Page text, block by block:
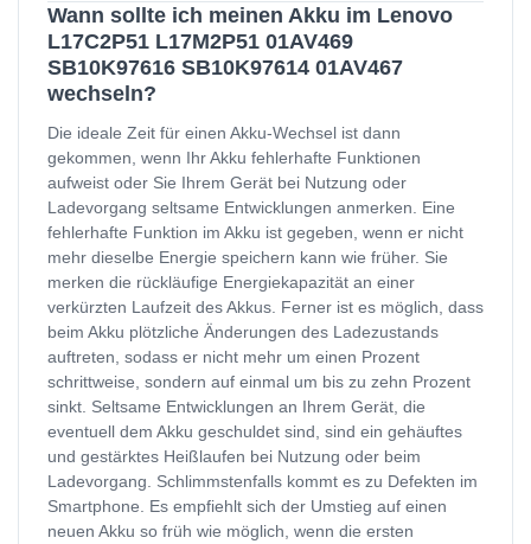
Wann sollte ich meinen Akku im Lenovo
L17C2P51 L17M2P51 01AV469
SB10K97616 SB10K97614 01AV467
wechseln?
Die ideale Zeit für einen Akku-Wechsel ist dann
gekommen, wenn Ihr Akku fehlerhafte Funktionen
aufweist oder Sie Ihrem Gerät bei Nutzung oder
Ladevorgang seltsame Entwicklungen anmerken. Eine
fehlerhafte Funktion im Akku ist gegeben, wenn er nicht
mehr dieselbe Energie speichern kann wie früher. Sie
merken die rückläufige Energiekapazität an einer
verkürzten Laufzeit des Akkus. Ferner ist es möglich, dass
beim Akku plötzliche Änderungen des Ladezustands
auftreten, sodass er nicht mehr um einen Prozent
schrittweise, sondern auf einmal um bis zu zehn Prozent
sinkt. Seltsame Entwicklungen an Ihrem Gerät, die
eventuell dem Akku geschuldet sind, sind ein gehäuftes
und gestärktes Heißlaufen bei Nutzung oder beim
Ladevorgang. Schlimmstenfalls kommt es zu Defekten im
Smartphone. Es empfiehlt sich der Umstieg auf einen
neuen Akku so früh wie möglich, wenn die ersten